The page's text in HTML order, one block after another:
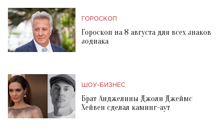
ГОРОСКОП
Гороскоп на 8 августа для всех знаков
зодиака
ШОУ-БИЗНЕС
Брат Анджелины Джоли Джеймс
Хейвен сделал каминг-аут